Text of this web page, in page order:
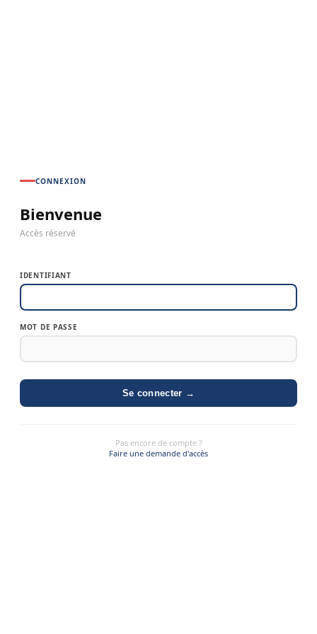
CONNEXION
Bienvenue
Accès réservé
IDENTIFIANT
MOT DE PASSE
Se connecter →
Pas encore de compte ?
Faire une demande d'accès